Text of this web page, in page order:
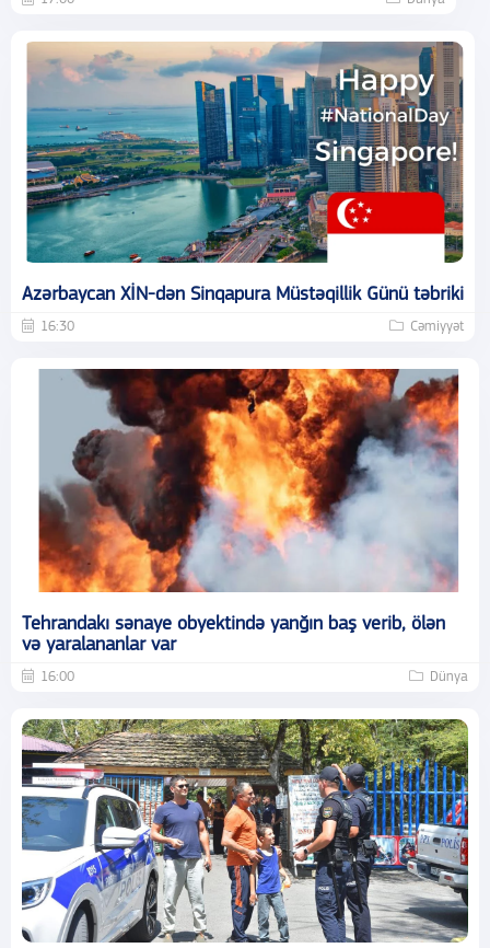
Azərbaycan XİN-dən Sinqapura Müstəqillik Günü təbriki
16:30 Cəmiyyət
Tehrandakı sənaye obyektində yanğın baş verib, ölən
və yaralananlar var
16:00 Dünya